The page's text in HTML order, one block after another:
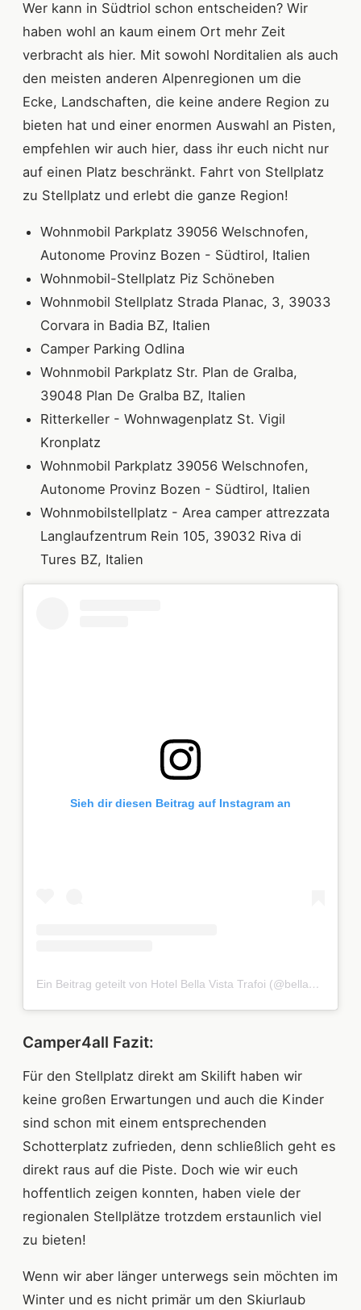
Wer kann in Südtriol schon entscheiden? Wir
haben wohl an kaum einem Ort mehr Zeit
verbracht als hier. Mit sowohl Norditalien als auch
den meisten anderen Alpenregionen um die
Ecke, Landschaften, die keine andere Region zu
bieten hat und einer enormen Auswahl an Pisten,
empfehlen wir auch hier, dass ihr euch nicht nur
auf einen Platz beschränkt. Fahrt von Stellplatz
zu Stellplatz und erlebt die ganze Region!
Wohnmobil Parkplatz 39056 Welschnofen,
Autonome Provinz Bozen - Südtirol, Italien
Wohnmobil-Stellplatz Piz Schöneben
Wohnmobil Stellplatz Strada Planac, 3, 39033
Corvara in Badia BZ, Italien
Camper Parking Odlina
Wohnmobil Parkplatz Str. Plan de Gralba,
39048 Plan De Gralba BZ, Italien
Ritterkeller - Wohnwagenplatz St. Vigil
Kronplatz
Wohnmobil Parkplatz 39056 Welschnofen,
Autonome Provinz Bozen - Südtirol, Italien
Wohnmobilstellplatz - Area camper attrezzata
Langlaufzentrum Rein 105, 39032 Riva di
Tures BZ, Italien
Sieh dir diesen Beitrag auf Instagram an
Ein Beitrag geteilt von Hotel Bella Vista Trafoi (@bellavista.trafoi)
Camper4all Fazit:
Für den Stellplatz direkt am Skilift haben wir
keine großen Erwartungen und auch die Kinder
sind schon mit einem entsprechenden
Schotterplatz zufrieden, denn schließlich geht es
direkt raus auf die Piste. Doch wie wir euch
hoffentlich zeigen konnten, haben viele der
regionalen Stellplätze trotzdem erstaunlich viel
zu bieten!
Wenn wir aber länger unterwegs sein möchten im
Winter und es nicht primär um den Skiurlaub